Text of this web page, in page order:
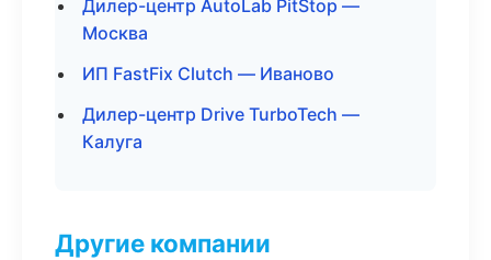
Дилер-центр AutoLab PitStop —
Москва
ИП FastFix Clutch — Иваново
Дилер-центр Drive TurboTech —
Калуга
Другие компании